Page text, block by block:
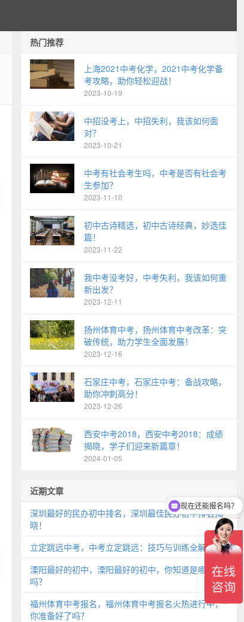
热门推荐
上海2021中考化学，2021中考化学备
考攻略，助你轻松迎战！
2023-10-19
中招没考上，中招失利，我该如何面
对？
2023-10-21
中考有社会考生吗，中考是否有社会考
生参加？
2023-11-10
初中古诗精选，初中古诗经典，妙选佳
篇！
2023-11-22
我中考没考好，中考失利，我该如何重
新出发？
2023-12-11
扬州体育中考，扬州体育中考改革：突
破传统，助力学生全面发展！
2023-12-16
石家庄中考，石家庄中考：备战攻略，
助你冲刺高分！
2023-12-26
西安中考2018，西安中考2018：成绩
揭晓，学子们迎来新篇章！
2024-01-05
近期文章
深圳最好的民办初中排名，深圳最佳民办初中排名揭
晓！
立定跳远中考，中考立定跳远：技巧与训练全解析
溧阳最好的初中，溧阳最好的初中，你知道是哪所
吗？
福州体育中考报名，福州体育中考报名火热进行中，
你准备好了吗？
现在还能报名吗？